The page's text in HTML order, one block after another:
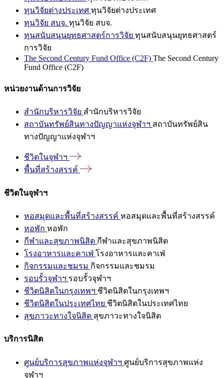
ทุนวิจัยต่างประเทศ ทุนวิจัยต่างประเทศ
ทุนวิจัย สบจ. ทุนวิจัย สบจ.
ทุนสนับสนุนยุทธศาสตร์การวิจัย ทุนสนับสนุนยุทธศาสตร์
การวิจัย
The Second Century Fund Office (C2F) The Second Century
Fund Office (C2F)
หน่วยงานด้านการวิจัย
สำนักบริหารวิจัย สำนักบริหารวิจัย
สถาบันทรัพย์สินทางปัญญาแห่งจุฬาฯ สถาบันทรัพย์สิน
ทางปัญญาแห่งจุฬาฯ
ชีวิตในจุฬาฯ
พื้นที่สร้างสรรค์
ชีวิตในจุฬาฯ
หอสมุดและพื้นที่สร้างสรรค์ หอสมุดและพื้นที่สร้างสรรค์
หอพัก หอพัก
กีฬาและสุขภาพนิสิต กีฬาและสุขภาพนิสิต
โรงอาหารและคาเฟ่ โรงอาหารและคาเฟ่
กิจกรรมและชมรม กิจกรรมและชมรม
รอบรั้วจุฬาฯ รอบรั้วจุฬาฯ
ชีวิตนิสิตในกรุงเทพฯ ชีวิตนิสิตในกรุงเทพฯ
ชีวิตนิสิตในประเทศไทย ชีวิตนิสิตในประเทศไทย
สุขภาวะทางใจนิสิต สุขภาวะทางใจนิสิต
บริการนิสิต
ศูนย์บริการสุขภาพแห่งจุฬาฯ ศูนย์บริการสุขภาพแห่ง
จุฬาฯ